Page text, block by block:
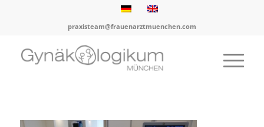
praxisteam@frauenarztmuenchen.com